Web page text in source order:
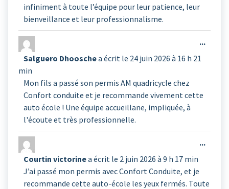
infiniment à toute l’équipe pour leur patience, leur
bienveillance et leur professionnalisme.
Salguero Dhooschea écrit le 24 juin 2026 à 16 h 21
min
Mon fils a passé son permis AM quadricycle chez
Confort conduite et je recommande vivement cette
auto école ! Une équipe accueillane, impliquée, à
l'écoute et très professionnelle.
...
Courtin victorinea écrit le 2 juin 2026 à 9 h 17 min
J’ai passé mon permis avec Confort Conduite, et je
recommande cette auto-école les yeux fermés. Toute
...